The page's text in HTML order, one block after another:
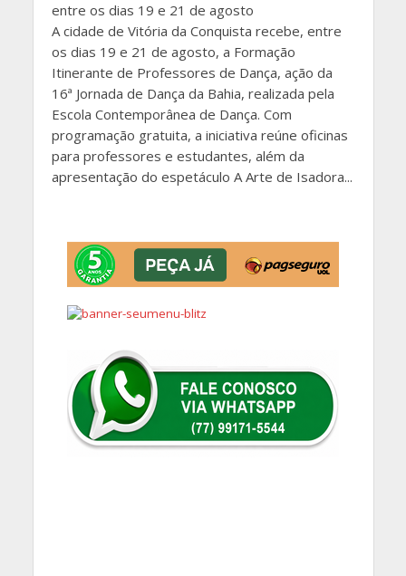
entre os dias 19 e 21 de agosto
A cidade de Vitória da Conquista recebe, entre
os dias 19 e 21 de agosto, a Formação
Itinerante de Professores de Dança, ação da
16ª Jornada de Dança da Bahia, realizada pela
Escola Contemporânea de Dança. Com
programação gratuita, a iniciativa reúne oficinas
para professores e estudantes, além da
apresentação do espetáculo A Arte de Isadora...